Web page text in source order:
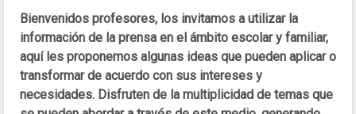
Bienvenidos profesores, los invitamos a utilizar la
información de la prensa en el ámbito escolar y familiar,
aquí les proponemos algunas ideas que pueden aplicar o
transformar de acuerdo con sus intereses y
necesidades. Disfruten de la multiplicidad de temas que